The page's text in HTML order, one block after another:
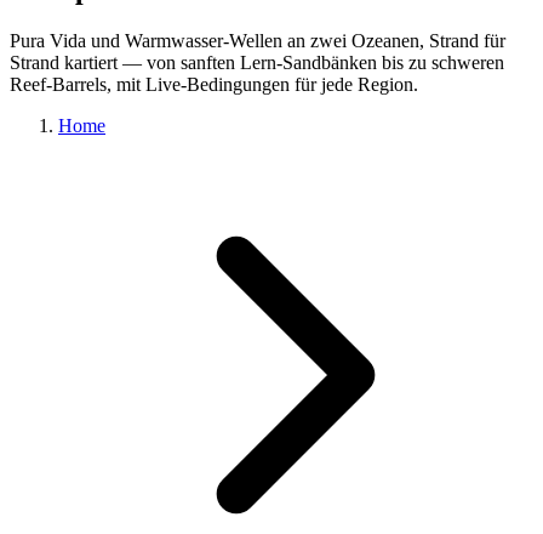
Pura Vida und Warmwasser-Wellen an zwei Ozeanen, Strand für
Strand kartiert — von sanften Lern-Sandbänken bis zu schweren
Reef-Barrels, mit Live-Bedingungen für jede Region.
Home